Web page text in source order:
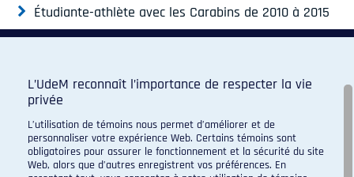
Étudiante-athlète avec les Carabins de 2010 à 2015
Deuxième rang de sa catégorie aux championnats
Trésorière du conseil d'administration de la
Fédération de cheerleading du Québec (FCQ)
L’UdeM reconnaît l’importance de respecter la vie
privée
L’utilisation de témoins nous permet d’améliorer et de
personnaliser votre expérience Web. Certains témoins sont
obligatoires pour assurer le fonctionnement et la sécurité du site
Web, alors que d’autres enregistrent vos préférences. En